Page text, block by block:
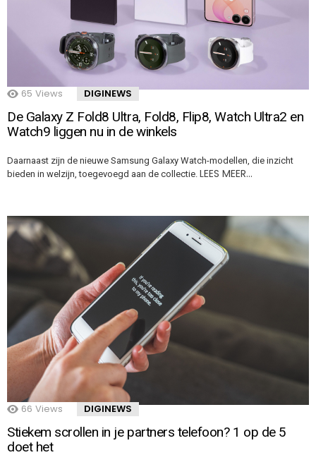
65 Views DIGINEWS
De Galaxy Z Fold8 Ultra, Fold8, Flip8, Watch Ultra2 en
Watch9 liggen nu in de winkels
Daarnaast zijn de nieuwe Samsung Galaxy Watch-modellen, die inzicht
bieden in welzijn, toegevoegd aan de collectie. LEES MEER…
66 Views DIGINEWS
Stiekem scrollen in je partners telefoon? 1 op de 5
doet het